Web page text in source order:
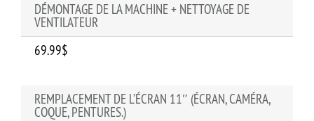
DÉMONTAGE DE LA MACHINE + NETTOYAGE DE
VENTILATEUR
69.99$
REMPLACEMENT DE L’ÉCRAN 11″ (ÉCRAN, CAMÉRA,
COQUE, PENTURES.)